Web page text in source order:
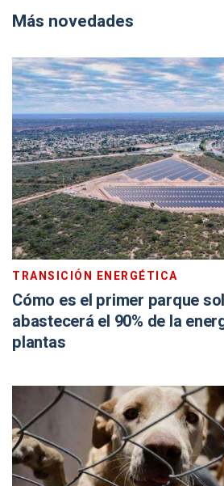
Más novedades
TRANSICIÓN ENERGÉTICA
Cómo es el primer parque
abastecerá el 90% de la
plantas